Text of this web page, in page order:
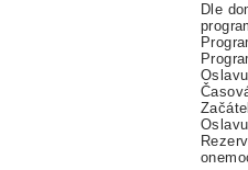
Dle